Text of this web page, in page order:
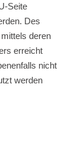
Seite
Des
deren
erreicht
nicht
werden